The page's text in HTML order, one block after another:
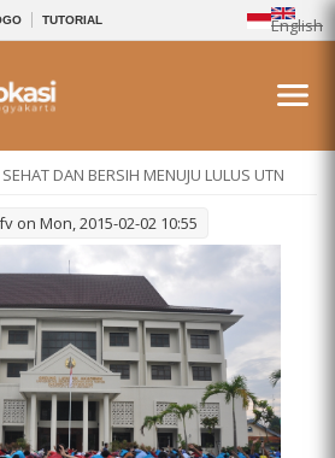
English
TUTORIAL
DAN BERSIH MENUJU LULUS UTN
on Mon, 2015-02-02 10:55